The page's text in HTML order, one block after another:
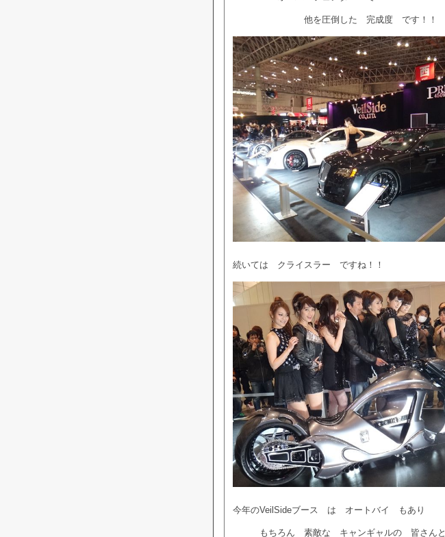
他を圧倒した 完成度 です！！
続いては クライスラー ですね！！
今年のVeilSideブース は オートバイ もあり
もちろん 素敵な キャンギャルの 皆さんと